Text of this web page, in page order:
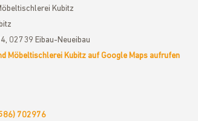
Kubitz
02739 Eibau-Neueibau
Möbeltischlerei Kubitz auf Google Maps aufrufen
702976